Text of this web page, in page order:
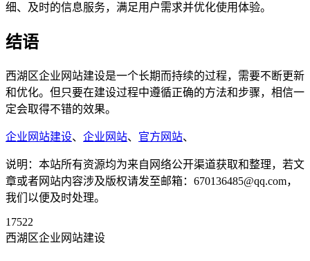
细、及时的信息服务，满足用户需求并优化使用体验。
结语
西湖区企业网站建设是一个长期而持续的过程，需要不断更新
和优化。但只要在建设过程中遵循正确的方法和步骤，相信一
定会取得不错的效果。
企业网站建设、 企业网站、 官方网站、
说明：本站所有资源均为来自网络公开渠道获取和整理，若文
章或者网站内容涉及版权请发至邮箱：670136485@qq.com，
我们以便及时处理。
17522
西湖区企业网站建设